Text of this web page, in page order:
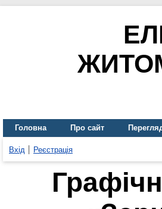
Головна Про сайт
Вхід Реєстрація